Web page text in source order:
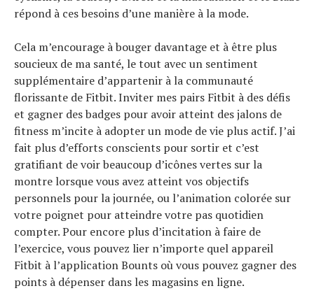
répond à ces besoins d’une manière à la mode.
Cela m’encourage à bouger davantage et à être plus
soucieux de ma santé, le tout avec un sentiment
supplémentaire d’appartenir à la communauté
florissante de Fitbit. Inviter mes pairs Fitbit à des défis
et gagner des badges pour avoir atteint des jalons de
fitness m’incite à adopter un mode de vie plus actif. J’ai
fait plus d’efforts conscients pour sortir et c’est
gratifiant de voir beaucoup d’icônes vertes sur la
montre lorsque vous avez atteint vos objectifs
personnels pour la journée, ou l’animation colorée sur
votre poignet pour atteindre votre pas quotidien
compter. Pour encore plus d’incitation à faire de
l’exercice, vous pouvez lier n’importe quel appareil
Fitbit à l’application Bounts où vous pouvez gagner des
points à dépenser dans les magasins en ligne.